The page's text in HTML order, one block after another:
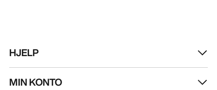
HJELP
MIN KONTO